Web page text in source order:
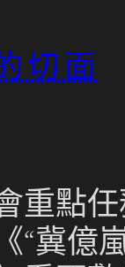
切面
重點
“冀億